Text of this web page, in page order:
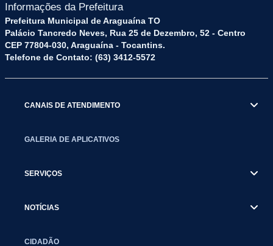
Informações da Prefeitura
Prefeitura Municipal de Araguaína TO
Palácio Tancredo Neves, Rua 25 de Dezembro, 52 - Centro
CEP 77804-030, Araguaína - Tocantins.
Telefone de Contato: (63) 3412-5572
CANAIS DE ATENDIMENTO
GALERIA DE APLICATIVOS
SERVIÇOS
NOTÍCIAS
CIDADÃO